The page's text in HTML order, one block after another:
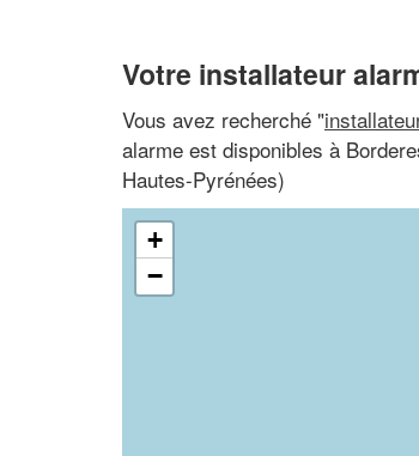
Votre installateur
Vous avez recherché "
alarme est disponibles à
Hautes-Pyrénées)
+
−